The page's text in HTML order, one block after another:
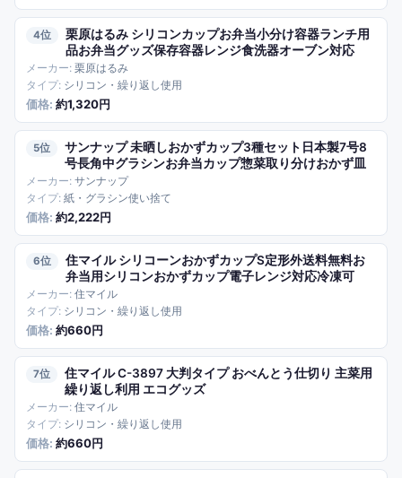
4
栗原はるみ シリコンカップお弁当小分け容器ランチ用
品お弁当グッズ保存容器レンジ食洗器オーブン対応
栗原はるみ
シリコン・繰り返し使用
約1,320円
5
サンナップ 未晒しおかずカップ3種セット日本製7号8
号長角中グラシンお弁当カップ惣菜取り分けおかず皿
サンナップ
紙・グラシン使い捨て
約2,222円
6
住マイル シリコーンおかずカップS定形外送料無料お
弁当用シリコンおかずカップ電子レンジ対応冷凍可
住マイル
シリコン・繰り返し使用
約660円
7
住マイル C-3897 大判タイプ おべんとう仕切り 主菜用
繰り返し利用 エコグッズ
住マイル
シリコン・繰り返し使用
約660円